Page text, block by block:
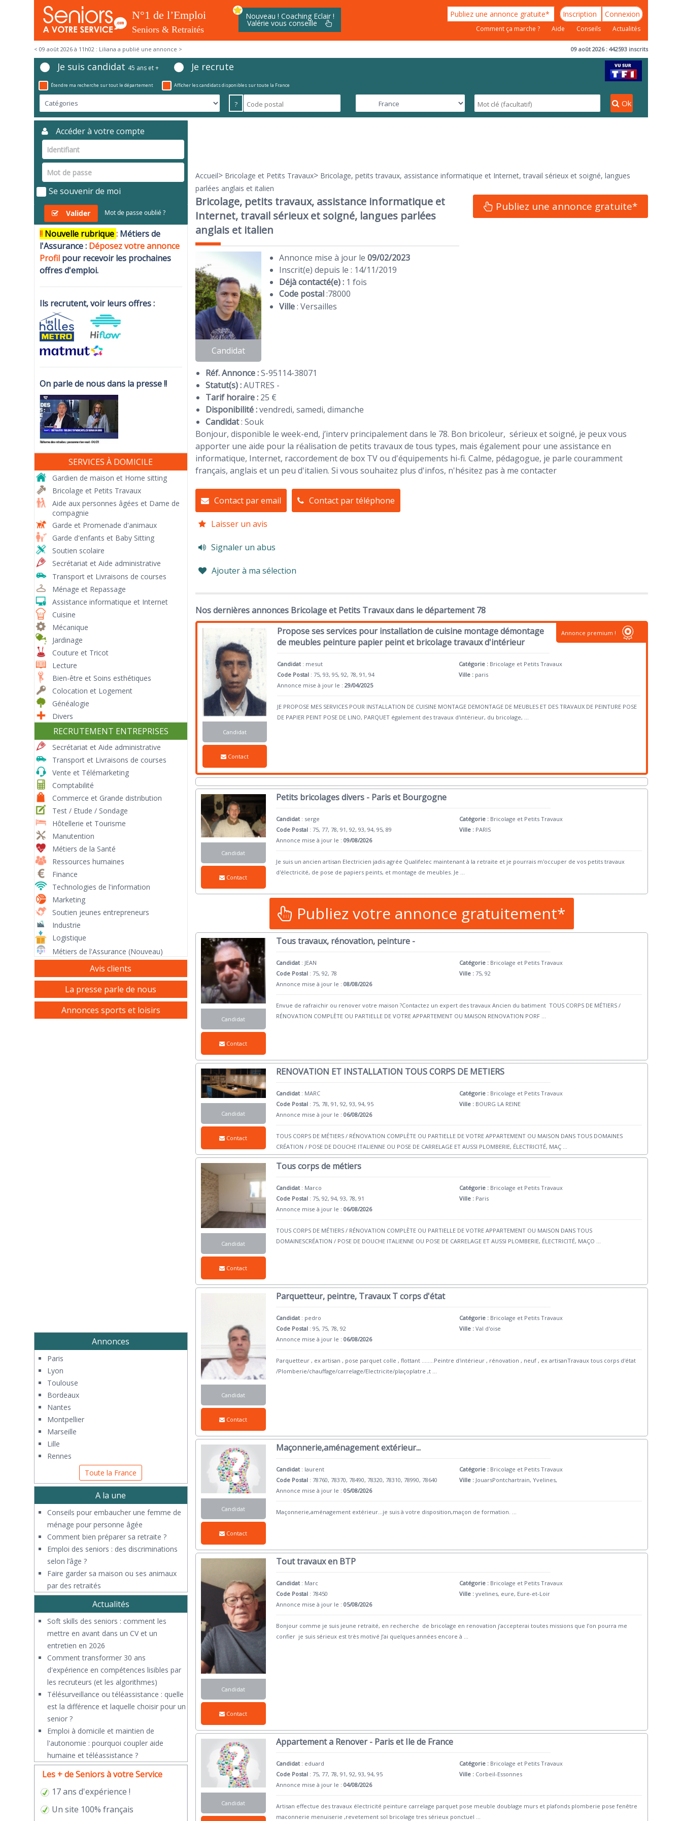
Nouveau ! Coaching Eclair !
Valérie vous conseille
Publiez une annonce gratuite* Inscription Connexion
Comment ça marche ? Aide Conseils Actualités
< 09 août 2026 à 11h02 : Liliana a publié une annonce > 09 août 2026 : 442593 inscrits
Je suis candidat 45 ans et + Je recrute
Étendre ma recherche sur tout le département Afficher les candidats disponibles sur toute la France
? Ok
Accueil> Bricolage et Petits Travaux> Bricolage, petits travaux, assistance informatique et Internet, travail sérieux et soigné, langues
parlées anglais et italien
Bricolage, petits travaux, assistance informatique et
Internet, travail sérieux et soigné, langues parlées
anglais et italien
Publiez une annonce gratuite*
Candidat
Annonce mise à jour le 09/02/2023
Inscrit(e) depuis le : 14/11/2019
Déjà contacté(e) : 1 fois
Code postal:78000
Ville: Versailles
Réf. Annonce :S-95114-38071
Statut(s) :AUTRES -
Tarif horaire :25 €
Disponibilité :vendredi, samedi, dimanche
Candidat: Souk
Bonjour, disponible le week-end, j’interv principalement dans le 78. Bon bricoleur, sérieux et soigné, je peux vous
apporter une aide pour la réalisation de petits travaux de tous types, mais également pour une assistance en
informatique, Internet, raccordement de box TV ou d'équipements hi-fi. Calme, pédagogue, je parle couramment
français, anglais et un peu d'italien. Si vous souhaitez plus d'infos, n'hésitez pas à me contacter
Contact par email Contact par téléphone
Laisser un avis
Signaler un abus
Ajouter à ma sélection
Nos dernières annonces Bricolage et Petits Travaux dans le département 78
Candidat
Contact
Propose ses services pour installation de cuisine montage démontage
de meubles peinture papier peint et bricolage travaux d'intérieur
Candidat : mesut
Code Postal : 75, 93, 95, 92, 78, 91, 94
Annonce mise à jour le :29/04/2025
Catégorie : Bricolage et Petits Travaux
Ville : paris
JE PROPOSE MES SERVICES POUR INSTALLATION DE CUISINE MONTAGE DEMONTAGE DE MEUBLES ET DES TRAVAUX DE PEINTURE POSE
DE PAPIER PEINT POSE DE LINO, PARQUET également des travaux d'intérieur, du bricolage, ...
Annonce premium !
Candidat
Contact
Petits bricolages divers - Paris et Bourgogne
Candidat : serge
Code Postal : 75, 77, 78, 91, 92, 93, 94, 95, 89
Annonce mise à jour le :09/08/2026
Catégorie : Bricolage et Petits Travaux
Ville : PARIS
Je suis un ancien artisan Electricien jadis agrée Qualifelec maintenant à la retraite et je pourrais m'occuper de vos petits travaux
d'électricité, de pose de papiers peints, et montage de meubles. Je
Publiez votre annonce gratuitement*
Candidat
Contact
Tous travaux, rénovation, peinture -
Candidat : JEAN
Code Postal : 75, 92, 78
Annonce mise à jour le :08/08/2026
Catégorie : Bricolage et Petits Travaux
Ville : 75, 92
Envue de rafraichir ou renover votre maison ?Contactez un expert des travaux Ancien du batiment TOUS CORPS DE MÉTIERS /
RÉNOVATION COMPLÈTE OU PARTIELLE DE VOTRE APPARTEMENT OU MAISON RENOVATION PORF ...
Candidat
Contact
RENOVATION ET INSTALLATION TOUS CORPS DE METIERS
Candidat : MARC
Code Postal : 75, 78, 91, 92, 93, 94, 95
Annonce mise à jour le :06/08/2026
Catégorie : Bricolage et Petits Travaux
Ville : BOURG LA REINE
TOUS CORPS DE MÉTIERS / RÉNOVATION COMPLÈTE OU PARTIELLE DE VOTRE APPARTEMENT OU MAISON DANS TOUS DOMAINES
CRÉATION / POSE DE DOUCHE ITALIENNE OU POSE DE CARRELAGE ET AUSSI PLOMBERIE, ÉLECTRICITÉ, MAÇ ...
Candidat
Contact
Tous corps de métiers
Candidat : Marco
Code Postal : 75, 92, 94, 93, 78, 91
Annonce mise à jour le :06/08/2026
Catégorie : Bricolage et Petits Travaux
Ville : Paris
TOUS CORPS DE MÉTIERS / RÉNOVATION COMPLÈTE OU PARTIELLE DE VOTRE APPARTEMENT OU MAISON DANS TOUS
DOMAINESCRÉATION / POSE DE DOUCHE ITALIENNE OU POSE DE CARRELAGE ET AUSSI PLOMBERIE, ÉLECTRICITÉ, MAÇO ...
Candidat
Contact
Parquetteur, peintre, Travaux T corps d'état
Candidat : pedro
Code Postal : 95, 75, 78, 92
Annonce mise à jour le :06/08/2026
Catégorie : Bricolage et Petits Travaux
Ville : Val d'oise
Parquetteur , ex artisan , pose parquet colle , flottant ........Peintre d'intérieur , rénovation , neuf , ex artisanTravaux tous corps d'état
/Plomberie/chauffage/carrelage/Electricite/plaçoplatre ,t ...
Candidat
Contact
Maçonnerie,aménagement extérieur...
Candidat : laurent
Code Postal : 78760, 78370, 78490, 78320, 78310, 78990, 78640
Annonce mise à jour le :05/08/2026
Catégorie : Bricolage et Petits Travaux
Ville : JouarsPontchartrain, Yvelines,
Maçonnerie,aménagement extérieur...je suis à votre disposition,maçon de formation.
Candidat
Contact
Tout travaux en BTP
Candidat : Marc
Code Postal : 78450
Annonce mise à jour le :05/08/2026
Catégorie : Bricolage et Petits Travaux
Ville : yvelines, eure, Eure-et-Loir
Bonjour comme je suis jeune retraité, en recherche de bricolage en renovation j’accepterai toutes missions que l’on pourra me
confier je suis sérieux est très motivé J’ai quelques années encore à
Candidat
Appartement a Renover - Paris et Ile de France
Candidat : eduard
Code Postal : 75, 77, 78, 91, 92, 93, 94, 95
Annonce mise à jour le :04/08/2026
Catégorie : Bricolage et Petits Travaux
Ville : Corbeil-Essonnes
Artisan effectue des travaux électricité peinture carrelage parquet pose meuble doublage murs et plafonds plomberie pose fenêtre
maconnerie menuiserie ,revetement sol bricolage tres sérieux ponctuel ...
Accéder à votre compte
Se souvenir de moi
Valider Mot de passe oublié ?
!! Nouvelle rubrique: Métiers de
l'Assurance : Déposez votre annonce
Profil pour recevoir les prochaines
offres d'emploi.
Ils recrutent, voir leurs offres :
On parle de nous dans la presse !!
SERVICES À DOMICILE
Gardien de maison et Home sitting
Bricolage et Petits Travaux
Aide aux personnes âgées et Dame de
compagnie
Garde et Promenade d'animaux
Garde d'enfants et Baby Sitting
Soutien scolaire
Secrétariat et Aide administrative
Transport et Livraisons de courses
Ménage et Repassage
Assistance informatique et Internet
Cuisine
Mécanique
Jardinage
Couture et Tricot
Lecture
Bien-être et Soins esthétiques
Colocation et Logement
Généalogie
Divers
RECRUTEMENT ENTREPRISES
Secrétariat et Aide administrative
Transport et Livraisons de courses
Vente et Télémarketing
Comptabilité
Commerce et Grande distribution
Test / Etude / Sondage
Hôtellerie et Tourisme
Manutention
Métiers de la Santé
Ressources humaines
Finance
Technologies de l'information
Marketing
Soutien jeunes entrepreneurs
Industrie
Logistique
Métiers de l'Assurance (Nouveau)
Avis clients
La presse parle de nous
Annonces sports et loisirs
Annonces
Paris
Lyon
Toulouse
Bordeaux
Nantes
Montpellier
Marseille
Lille
Rennes
Toute la France
A la une
Conseils pour embaucher une femme de
ménage pour personne âgée
Comment bien préparer sa retraite ?
Emploi des seniors : des discriminations
selon l’âge ?
Faire garder sa maison ou ses animaux
par des retraités
Actualités
Soft skills des seniors : comment les
mettre en avant dans un CV et un
entretien en 2026
Comment transformer 30 ans
d'expérience en compétences lisibles par
les recruteurs (et les algorithmes)
Télésurveillance ou téléassistance : quelle
est la différence et laquelle choisir pour un
senior ?
​Emploi à domicile et maintien de
l'autonomie : pourquoi coupler aide
humaine et téléassistance ?
Les + de Seniors à votre Service
17 ans d'expérience !
Un site 100% français